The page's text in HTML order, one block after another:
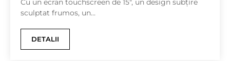
Cu un ecran touchscreen de 15″, un design subțire
sculptat frumos, un...
DETALII